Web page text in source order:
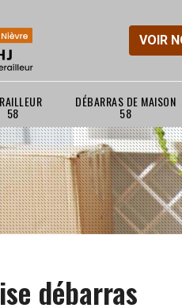
VOIR
58
DÉBARRAS DE MAISON
58
débarras